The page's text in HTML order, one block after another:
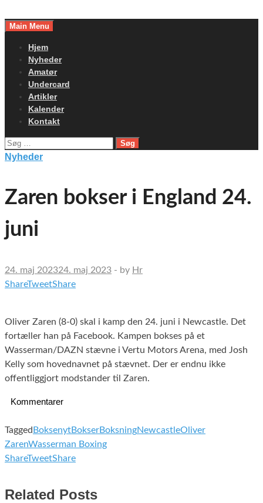
toMain Menu
Hjem
Nyheder
Amatør
Undercard
Artikler
Kalender
Kontakt
Søg
efter:
Nyheder
Zaren bokser i England 24.
juni
24. maj 202324. maj 2023 - by Hr
ShareTweetShare
Oliver Zaren (8-0) skal i kamp den 24. juni i Newcastle. Det
fortæller han på Facebook. Kampen bokses på et
Wasserman/DAZN stævne i Vertu Motors Arena, med Josh
Kelly som hovednavnet på stævnet. Der er endnu ikke
offentliggjort modstander til Zaren.
Kommentarer
Tagged BoksenytBokserBoksningNewcastleOliver
ZarenWasserman Boxing
ShareTweetShare
Related Posts